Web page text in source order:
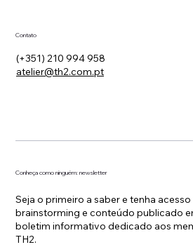
Contato
(+351) 210 994 958
atelier@th2.com.pt
Conheça como ninguém: newsletter
Seja o primeiro a saber e tenha
brainstorming e conteúdo publicado
boletim informativo dedicado aos
TH2.